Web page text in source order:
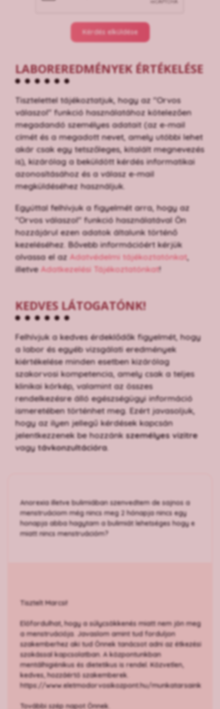
Kérdés elküldése
LABOREREDMÉNYEK ÉRTÉKELÉSE
Tisztelettel tájékoztatjuk, hogy az "Orvos
válaszol" funkció használatához kötelezően
megadandó személyes adatait (az e-mail
címét és a megadott nevet, amely utóbbi lehet
akár csak egy tetszőleges, kitalált megnevezés
is), kizárólag a beküldött kérdés informatikai
azonosításához és a válasz e-mail
megküldéséhez használjuk.
Egyúttal felhívjuk a figyelmét arra, hogy az
"Orvos válaszol" funkció használatával Ön
hozzájárul ezen adatok általunk történő
kezeléséhez. Bővebb információért kérjük
olvassa el az Adatvédelmi tájékoztatónkat,
illetve Adatkezelési Tájékoztatónkat!
KEDVES LÁTOGATÓNK!
Felhívjuk a kedves érdeklődők figyelmét, hogy
a labor és egyéb vizsgálati eredmények
kiértékelése minden esetben kizárólag
szakorvosi kompetencia, amely csak a teljes
klinikai kórkép, valamint az összes
rendelkezésre álló egészségügyi információ
ismeretében történhet meg. Ezért javasoljuk,
hogy az ilyen jellegű kérdések kapcsán
jelentkezzenek be hozzánk személyes vizitre
vagytávkonzultációra.
Anorexia illetve bulimiában szenvedtem de sajnos a
menstruáciom még nincs meg 2 hónapja nincs egy
honapja abba hagytam a bulimiát lehetséges hogy e
miatt nincs menstruációm?
Tisztelt Marcsi!
Előfordulhat, hogy a súlycsökkenés miatt nem jön meg
a menstruációja. Javaslom amint tud forduljon
szakemberhez aki tud Önnek tanácsot adni az étkezési
szokással kapcsolatban. A központunkban
mentálhigiénikus és dietetikus is rendel. Közvetlen,
kedves, hozzáértő szakemberek.
https://www.eletmodorvosikozpont.hu/munkatarsaink
További szép napot Önnek.